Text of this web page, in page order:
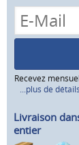
Recevez
...plus de détails
Livraison
entier